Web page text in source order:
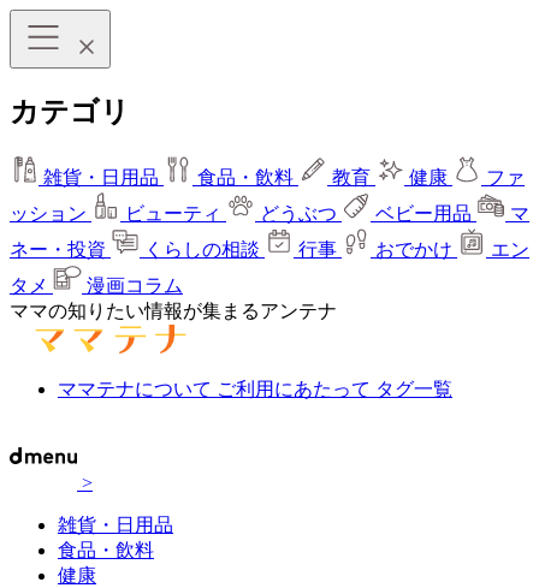
カテゴリ
雑貨・日用品 食品・飲料 教育 健康
ファ
ッション
ビューティ どうぶつ ベビー用品
マ
ネー・投資
くらしの相談 行事 おでかけ
エン
タメ
漫画コラム
ママの知りたい情報が集まるアンテナ
ママテナについて ご利用にあたって タグ一覧
>
雑貨・日用品
食品・飲料
健康